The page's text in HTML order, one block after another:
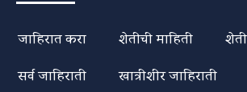
जाहिरात करा शेतीची माहिती
सर्व जाहिराती
खात्रीशीर जाहिराती